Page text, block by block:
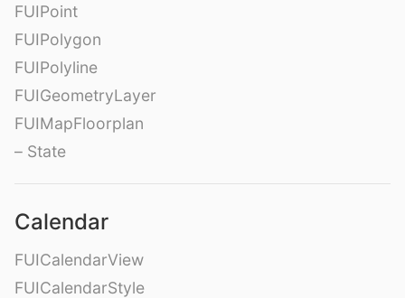
FUIPoint
FUIPolygon
FUIPolyline
FUIGeometryLayer
FUIMapFloorplan
– State
Calendar
FUICalendarView
FUICalendarStyle